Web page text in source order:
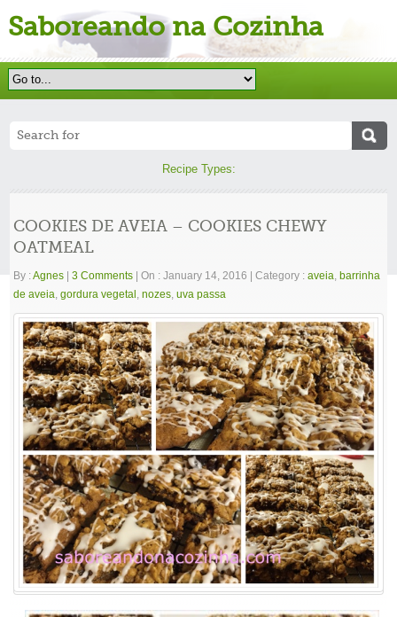
Saboreando na Cozinha
Recipe Types:
COOKIES DE AVEIA – COOKIES CHEWY
OATMEAL
By :Agnes 3 Comments On : January 14, 2016 Category :aveia, barrinha
de aveia,gordura vegetal ,nozes,uva passa